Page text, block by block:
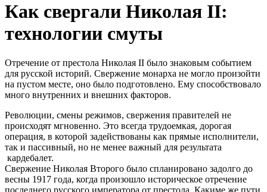
Как свергали Николая II:
технологии смуты
Отречение от престола Николая II было знаковым событием
для русской историй. Свержение монарха не могло произойти
на пустом месте, оно было подготовлено. Ему способствовало
много внутренних и внешних факторов.
Революции, смены режимов, свержения правителей не
происходят мгновенно. Это всегда трудоемкая, дорогая
операция, в которой задействованы как прямые исполнители,
так и пассивный, но не менее важный для результата
кардебалет.
Свержение Николая Второго было спланировано задолго до
весны 1917 года, когда произошло историческое отречение
последнего русского императора от престола. Какиме же пути